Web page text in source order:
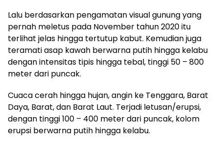
Lalu berdasarkan pengamatan visual gunung yang
pernah meletus pada November tahun 2020 itu
terlihat jelas hingga tertutup kabut. Kemudian juga
teramati asap kawah berwarna putih hingga kelabu
dengan intensitas tipis hingga tebal, tinggi 50 – 800
meter dari puncak.
Cuaca cerah hingga hujan, angin ke Tenggara, Barat
Daya, Barat, dan Barat Laut. Terjadi letusan/erupsi,
dengan tinggi 100 – 400 meter dari puncak, kolom
erupsi berwarna putih hingga kelabu.